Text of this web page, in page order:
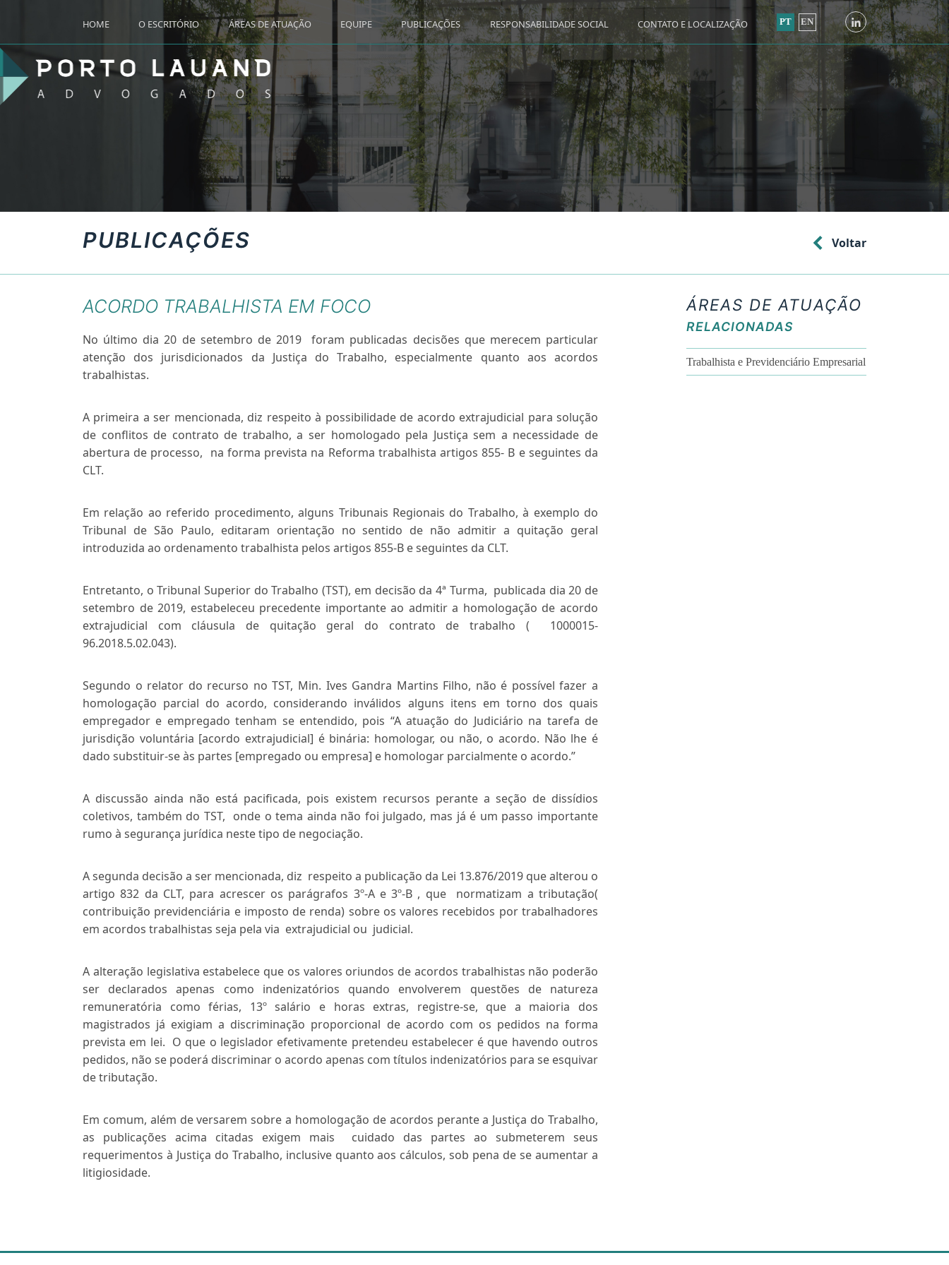
HOME O ESCRITÓRIO ÁREAS DE ATUAÇÃO EQUIPE PUBLICAÇÕES RESPONSABILIDADE SOCIAL CONTATO E LOCALIZAÇÃO PT EN
PUBLICAÇÕES Voltar
ACORDO TRABALHISTA EM FOCO
No último dia 20 de setembro de 2019 foram publicadas decisões que merecem particular
atenção dos jurisdicionados da Justiça do Trabalho, especialmente quanto aos acordos
trabalhistas.
A primeira a ser mencionada, diz respeito à possibilidade de acordo extrajudicial para solução
de conflitos de contrato de trabalho, a ser homologado pela Justiça sem a necessidade de
abertura de processo, na forma prevista na Reforma trabalhista artigos 855- B e seguintes da
CLT.
Em relação ao referido procedimento, alguns Tribunais Regionais do Trabalho, à exemplo do
Tribunal de São Paulo, editaram orientação no sentido de não admitir a quitação geral
introduzida ao ordenamento trabalhista pelos artigos 855-B e seguintes da CLT.
Entretanto, o Tribunal Superior do Trabalho (TST), em decisão da 4ª Turma, publicada dia 20 de
setembro de 2019, estabeleceu precedente importante ao admitir a homologação de acordo
extrajudicial com cláusula de quitação geral do contrato de trabalho ( 1000015-
96.2018.5.02.043).
Segundo o relator do recurso no TST, Min. Ives Gandra Martins Filho, não é possível fazer a
homologação parcial do acordo, considerando inválidos alguns itens em torno dos quais
empregador e empregado tenham se entendido, pois “A atuação do Judiciário na tarefa de
jurisdição voluntária [acordo extrajudicial] é binária: homologar, ou não, o acordo. Não lhe é
dado substituir-se às partes [empregado ou empresa] e homologar parcialmente o acordo.”
A discussão ainda não está pacificada, pois existem recursos perante a seção de dissídios
coletivos, também do TST, onde o tema ainda não foi julgado, mas já é um passo importante
rumo à segurança jurídica neste tipo de negociação.
A segunda decisão a ser mencionada, diz respeito a publicação da Lei 13.876/2019 que alterou o
artigo 832 da CLT, para acrescer os parágrafos 3º-A e 3º-B , que normatizam a tributação(
contribuição previdenciária e imposto de renda) sobre os valores recebidos por trabalhadores
em acordos trabalhistas seja pela via extrajudicial ou judicial.
A alteração legislativa estabelece que os valores oriundos de acordos trabalhistas não poderão
ser declarados apenas como indenizatórios quando envolverem questões de natureza
remuneratória como férias, 13º salário e horas extras, registre-se, que a maioria dos
magistrados já exigiam a discriminação proporcional de acordo com os pedidos na forma
prevista em lei. O que o legislador efetivamente pretendeu estabelecer é que havendo outros
pedidos, não se poderá discriminar o acordo apenas com títulos indenizatórios para se esquivar
de tributação.
Em comum, além de versarem sobre a homologação de acordos perante a Justiça do Trabalho,
as publicações acima citadas exigem mais cuidado das partes ao submeterem seus
requerimentos à Justiça do Trabalho, inclusive quanto aos cálculos, sob pena de se aumentar a
litigiosidade.
ÁREAS DE ATUAÇÃO
RELACIONADAS
Trabalhista e Previdenciário Empresarial